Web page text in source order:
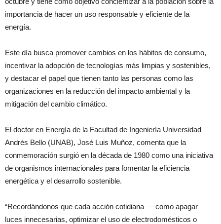
importancia de hacer un uso responsable y eficiente de la
energía.
Este día busca promover cambios en los hábitos de consumo,
incentivar la adopción de tecnologías más limpias y sostenibles,
y destacar el papel que tienen tanto las personas como las
organizaciones en la reducción del impacto ambiental y la
mitigación del cambio climático.
El doctor en Energía de la Facultad de Ingeniería Universidad
Andrés Bello (UNAB), José Luis Muñoz, comenta que la
conmemoración surgió en la década de 1980 como una iniciativa
de organismos internacionales para fomentar la eficiencia
energética y el desarrollo sostenible.
“Recordándonos que cada acción cotidiana — como apagar
luces innecesarias, optimizar el uso de electrodomésticos o